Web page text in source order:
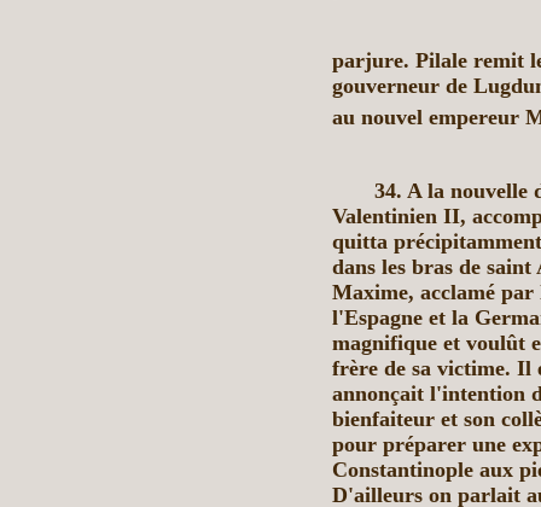
parjure. Pilale remit
gouverneur de
au nouvel empereur
34. A la nouvelle
Valentinien II,
quitta
dans les bras de
Maxime, acclamé par
l'Espagne et la
magnifique et voulût
frère de sa victime. Il
annonçait l'intention
bienfaiteur et son
pour préparer une
Constantinople aux
D'ailleurs on parlait